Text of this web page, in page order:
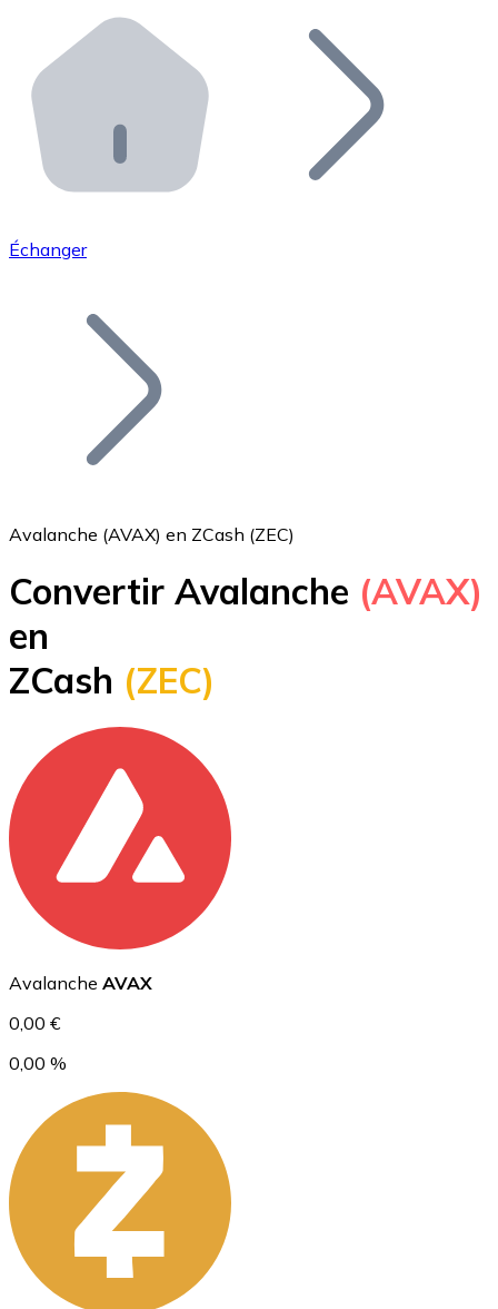
Distributeurs automatiques Bitnovo
Intégrez un ATM Bitnovo dans votre entreprise et
API Bitnovo
Intégrez notre API dans votre écosystème.
Rejoignez notre réseau de distributeurs et
Ajoutez le token de votre projet à notre service
Bitcoin
Ethereum
ETH
USD Coin
USDC
Échanger
Avalanche (AVAX) en ZCash (ZEC)
Convertir Avalanche (AVAX)
en
ZCash (ZEC)
Avalanche AVAX
0,00 €
0,00 %